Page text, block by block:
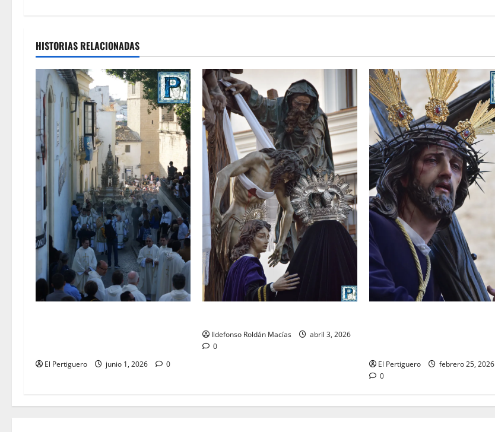
s
HISTORIAS RELACIONADAS
El Pertiguero junio 1, 2026 0
Ildefonso Roldán Macías
abril 3, 2026
0
El Pertiguero
febrero 25, 2026
0